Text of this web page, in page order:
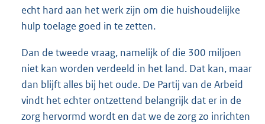
echt hard aan het werk zijn om die huishoudelijke
hulp toelage goed in te zetten.
Dan de tweede vraag, namelijk of die 300 miljoen
niet kan worden verdeeld in het land. Dat kan, maar
dan blijft alles bij het oude. De Partij van de Arbeid
vindt het echter ontzettend belangrijk dat er in de
zorg hervormd wordt en dat we de zorg zo inrichten